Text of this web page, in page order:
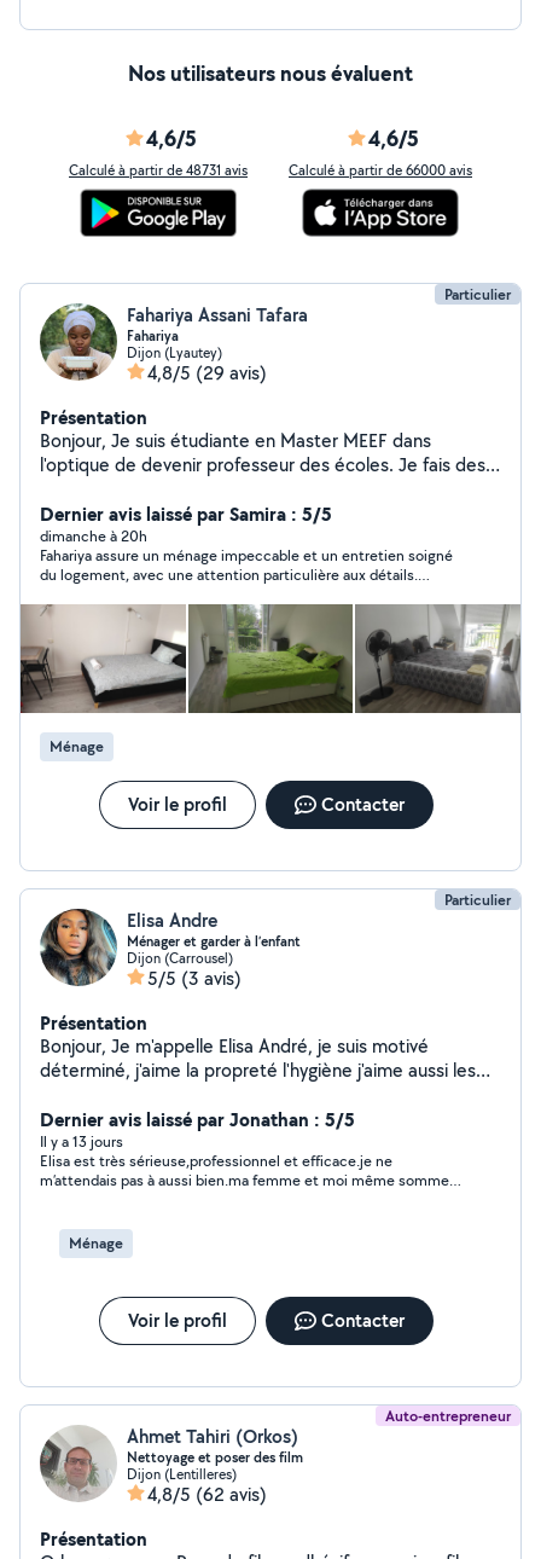
entièrement confiance
Nos utilisateurs nous évaluent
4,6/5
Calculé à partir de 48731 avis
4,6/5
Calculé à partir de 66000 avis
Particulier
Fahariya Assani Tafara
Fahariya
Dijon (Lyautey)
4,8/5 (29 avis)
Présentation
Bonjour, Je suis étudiante en Master MEEF dans
l'optique de devenir professeur des écoles. Je fais des
des heures de ménage tous les weekend. De nature
maniaque, je fais en sorte de toujours satisfaire le client.
Dernier avis laissé par Samira : 5/5
dimanche à 20h
Fahariya assure un ménage impeccable et un entretien soigné
du logement, avec une attention particulière aux détails.
Ménage
Voir le profil Contacter
Particulier
Elisa Andre
Ménager et garder à l’enfant
Dijon (Carrousel)
5/5 (3 avis)
Présentation
Bonjour, Je m'appelle Elisa André, je suis motivé
déterminé, j'aime la propreté l'hygiène j'aime aussi les
quelques mots ma présentation. Merci
Dernier avis laissé par Jonathan : 5/5
Il y a 13 jours
Elisa est très sérieuse,professionnel et efficace.je ne
m’attendais pas à aussi bien.ma femme et moi même sommes
Ménage
Voir le profil Contacter
Auto-entrepreneur
Ahmet Tahiri (Orkos)
Nettoyage et poser des film
Dijon (Lentilleres)
4,8/5 (62 avis)
Présentation